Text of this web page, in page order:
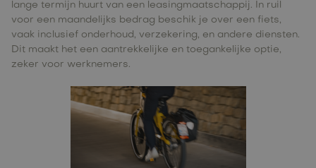
lange termijn huurt van een leasingmaatschappij. In ruil
voor een maandelijks bedrag beschik je over een fiets,
vaak inclusief onderhoud, verzekering, en andere diensten.
Dit maakt het een aantrekkelijke en toegankelijke optie,
zeker voor werknemers.